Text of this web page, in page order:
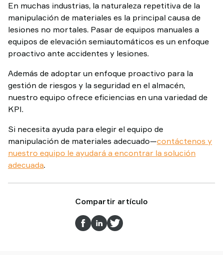
En muchas industrias, la naturaleza repetitiva de la
manipulación de materiales es la principal causa de
lesiones no mortales. Pasar de equipos manuales a
equipos de elevación semiautomáticos es un enfoque
proactivo ante accidentes y lesiones.
Además de adoptar un enfoque proactivo para la
gestión de riesgos y la seguridad en el almacén,
nuestro equipo ofrece eficiencias en una variedad de
KPI.
Si necesita ayuda para elegir el equipo de
manipulación de materiales adecuado—contáctenos y
nuestro equipo le ayudará a encontrar la solución
adecuada.
Compartir artículo